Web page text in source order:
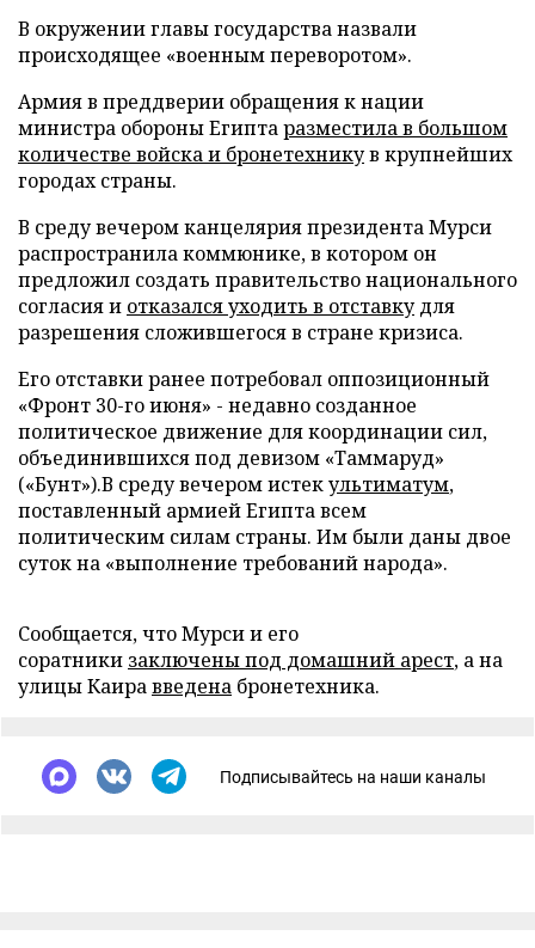
В окружении главы государства назвали
происходящее «военным переворотом».
Армия в преддверии обращения к нации
министра обороны Египтаразместила в большом
количестве войска и бронетехникув крупнейших
городах страны.
В среду вечером канцелярия президента Мурси
распространила коммюнике, в котором он
предложил создать правительство национального
согласия и отказался уходить в отставкудля
разрешения сложившегося в стране кризиса.
Его отставки ранее потребовал оппозиционный
«Фронт 30-го июня» - недавно созданное
политическое движение для координации сил,
объединившихся под девизом «Таммаруд»
(«Бунт»).В среду вечером истекультиматум,
поставленный армией Египта всем
политическим силам страны. Им были даны двое
суток на «выполнение требований народа».
Сообщается, что Мурси и его
соратники заключены под домашний арест, а на
улицы Каиравведена бронетехника.
Подписывайтесь на наши каналы